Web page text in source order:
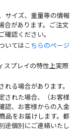
サイズ、重量等の情報
合があります。ご注文
認ください。
いてはこちらのページ
スプレイの特性上実際
る場合があります。
された場合、（お客様
認、お客様からの入金
品をお届けします。都
途個別にご連絡いたし